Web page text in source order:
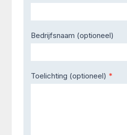
Bedrijfsnaam (optioneel)
Toelichting (optioneel) *